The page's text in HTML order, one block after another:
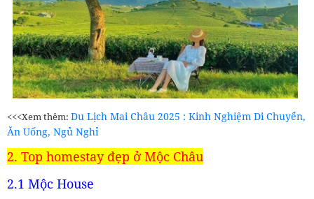
<<<Xem thêm: Du Lịch Mai Châu 2025 : Kinh Nghiệm Di Chuyển,
Ăn Uống, Ngủ Nghỉ
2. Top homestay đẹp ở Mộc Châu
2.1 Mộc House